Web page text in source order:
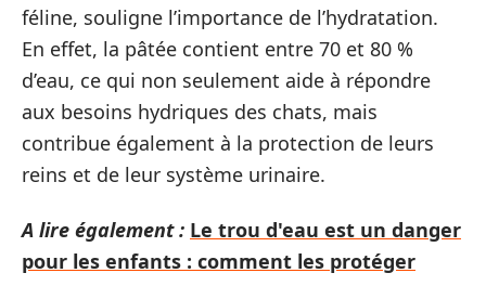
féline, souligne l’importance de l’hydratation.
En effet, la pâtée contient entre 70 et 80 %
d’eau, ce qui non seulement aide à répondre
aux besoins hydriques des chats, mais
contribue également à la protection de leurs
reins et de leur système urinaire.
A lire également : Le trou d'eau est un danger
pour les enfants : comment les protéger